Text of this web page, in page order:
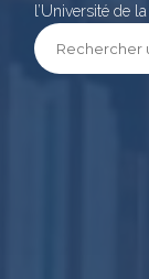
l’Université de la